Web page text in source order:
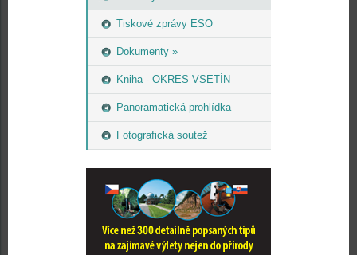
Tiskové zprávy ESO
Dokumenty »
Kniha - OKRES VSETÍN
Panoramatická prohlídka
Fotografická soutež